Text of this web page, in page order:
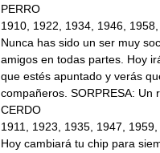
PERRO
1910, 1922, 1934, 1946,
Nunca has sido un ser muy
amigos en todas partes. Hoy
que estés apuntado y verás
compañeros. SORPRESA: Un
CERDO
1911, 1923, 1935, 1947,
Hoy cambiará tu chip para